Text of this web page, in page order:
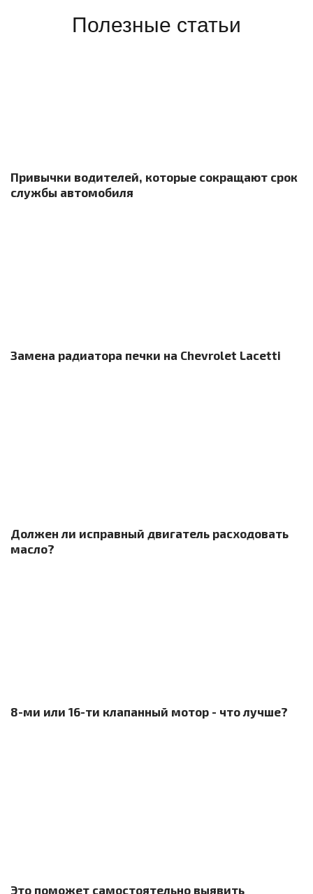
Полезные статьи
Привычки водителей, которые сокращают срок
службы автомобиля
Замена радиатора печки на Chevrolet Lacetti
Должен ли исправный двигатель расходовать
масло?
8-ми или 16-ти клапанный мотор - что лучше?
Это поможет самостоятельно выявить